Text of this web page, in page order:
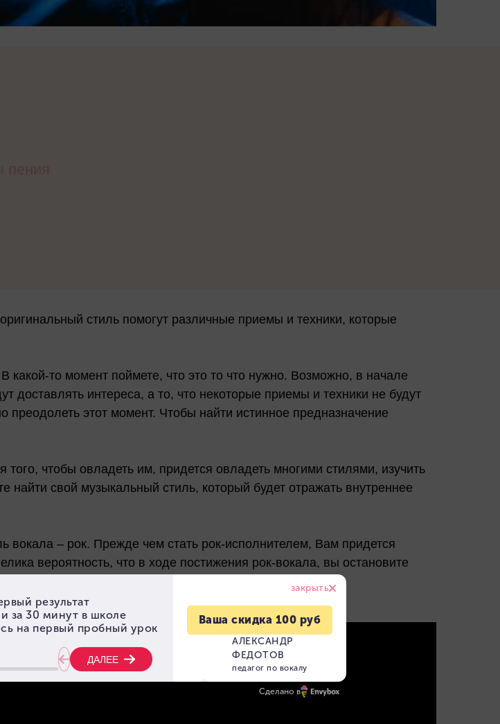
стиль помогут различные приемы и техники, которые
какой-то момент поймете, что это то что нужно. Возможно, в начале
доставлять интереса, а то, что некоторые приемы и техники не будут
преодолеть этот момент. Чтобы найти истинное предназначение
чтобы овладеть им, придется овладеть многими стилями, изучить
свой музыкальный стиль, который будет отражать внутреннее
вокала – рок. Прежде чем стать рок-исполнителем, Вам придется
вероятность, что в ходе постижения рок-вокала, вы остановите
всю глубину души и эмоционального состояния.
Сделано в